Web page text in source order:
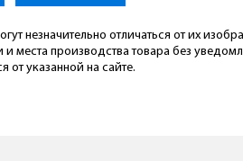
незначительно отличаться от их
места производства товара без
от указанной на сайте.